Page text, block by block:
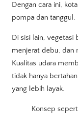
Dengan cara ini,
pompa dan tanggul.
Di sisi lain, vegetasi
menjerat debu, dan
Kualitas udara
tidak hanya
yang lebih layak.
Konsep